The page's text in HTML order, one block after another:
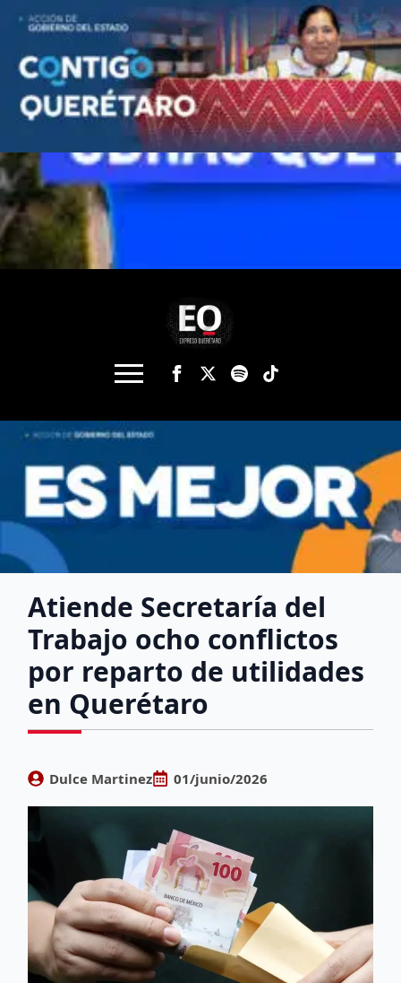
Atiende Secretaría del
Trabajo ocho conflictos
por reparto de utilidades
en Querétaro
Dulce Martinez 01/junio/2026